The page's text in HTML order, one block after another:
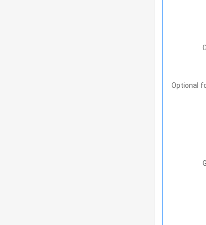
–